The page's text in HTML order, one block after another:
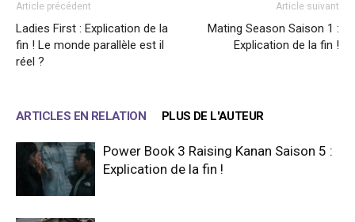
Article précédent
Ladies First : Explication de la
fin ! Le monde parallèle est il
réel ?
Article suivant
Mating Season Saison 1 :
Explication de la fin !
ARTICLES EN RELATION PLUS DE L'AUTEUR
Power Book 3 Raising Kanan Saison 5 :
Explication de la fin !